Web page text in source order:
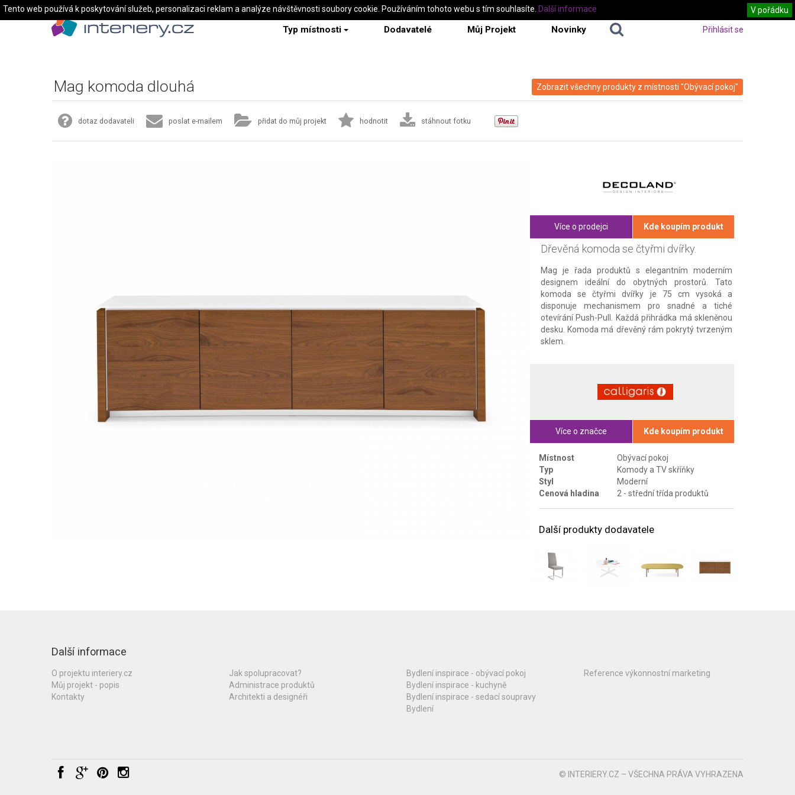
Typ místnosti Dodavatelé Můj Projekt Novinky Přihlásit se
Zobrazit všechny produkty z místnosti "Obývací pokoj"
Mag komoda dlouhá
dotaz dodavateli poslat e-mailem přidat do můj projekt hodnotit stáhnout fotku
Více o prodejci Kde koupím produkt
Dřevěná komoda se čtyřmi dvířky.
Mag je řada produktů s elegantním moderním
designem ideální do obytných prostorů. Tato
komoda se čtyřmi dvířky je 75 cm vysoká a
disponuje mechanismem pro snadné a tiché
otevírání Push-Pull. Každá přihrádka má skleněnou
desku. Komoda má dřevěný rám pokrytý tvrzeným
sklem.
Více o značce Kde koupím produkt
Místnost
Obývací pokoj
Typ
Komody a TV skříňky
Styl
Moderní
Cenová hladina
2 - střední třída produktů
Další produkty dodavatele
Další informace
O projektu interiery.cz
Můj projekt - popis
Kontakty
Jak spolupracovat?
Administrace produktů
Architekti a designéři
Bydlení inspirace - obývací pokoj
Bydlení inspirace - kuchyně
Bydlení inspirace - sedací soupravy
Bydlení
Reference výkonnostní marketing
© INTERIERY.CZ – VŠECHNA PRÁVA VYHRAZENA
Tento web používá k poskytování služeb, personalizaci reklam a analýze návštěvnosti soubory cookie. Používáním tohoto webu s tím souhlasíte. V pořádku
Další informace